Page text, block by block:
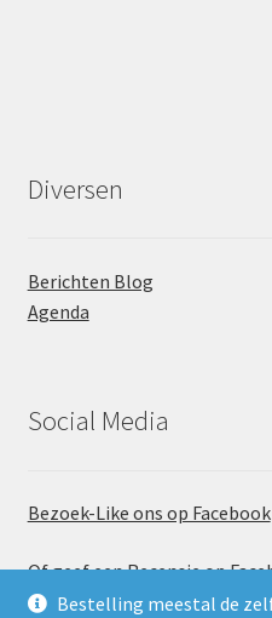
Bestelling meestal de
Diversen
Berichten Blog
Agenda
Social Media
Bezoek-Like ons op Facebook
Of geef een Recensie op